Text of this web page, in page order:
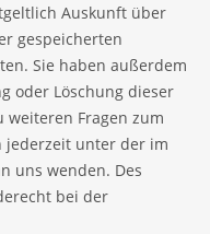
Auskunft über
gespeicherten
Sie haben außerdem
oder Löschung dieser
weiteren Fragen zum
jederzeit unter der im
uns wenden. Des
bei der